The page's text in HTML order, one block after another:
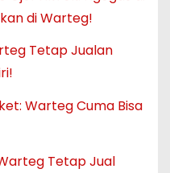
di Warteg!
Tetap Jualan
Warteg Cuma Bisa
Tetap Jual